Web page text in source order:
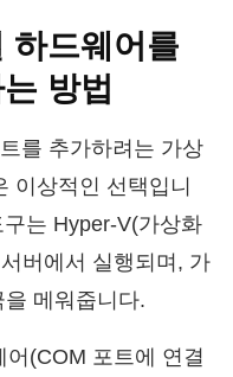
드웨어를
방법
를 추가하려는 가상
이상적인 선택입니
는 Hyper-V(가상화
버에서 실행되며, 가
메워줍니다.
(COM 포트에 연결